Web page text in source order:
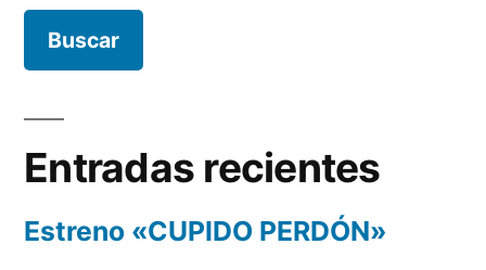
Entradas recientes
Estreno «CUPIDO PERDÓN»